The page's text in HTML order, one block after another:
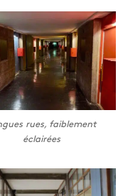
rues, faiblement
éclairées